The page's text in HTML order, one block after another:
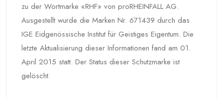
zu der Wortmarke «RHF» von proRHEINFALL AG.
Ausgestellt wurde die Marken Nr. 671439 durch das
IGE Eidgenössische Institut für Geistiges Eigentum. Die
letzte Aktualisierung dieser Informationen fand am 01.
April 2015 statt. Der Status dieser Schutzmarke ist
gelöscht.